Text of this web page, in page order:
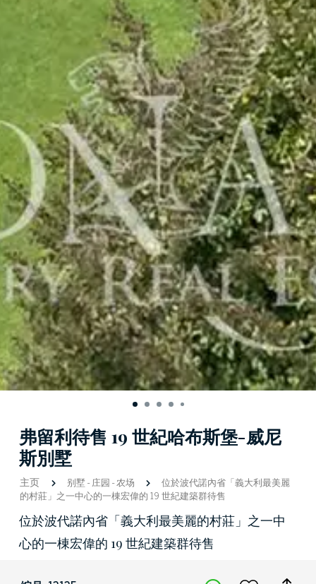
弗留利待售 19 世紀哈布斯堡-威尼
斯別墅
主页 别墅-庄园-农场
位於波代諾內省「義大利最美麗
的村莊」之一中心的一棟宏偉的 19 世紀建築群待售
位於波代諾內省「義大利最美麗的村莊」之一中
心的一棟宏偉的 19 世紀建築群待售